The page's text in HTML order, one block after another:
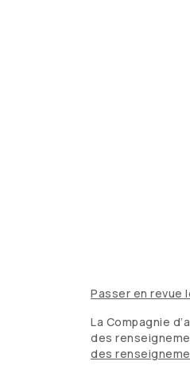
Passer en revue
La Compagnie
des
des